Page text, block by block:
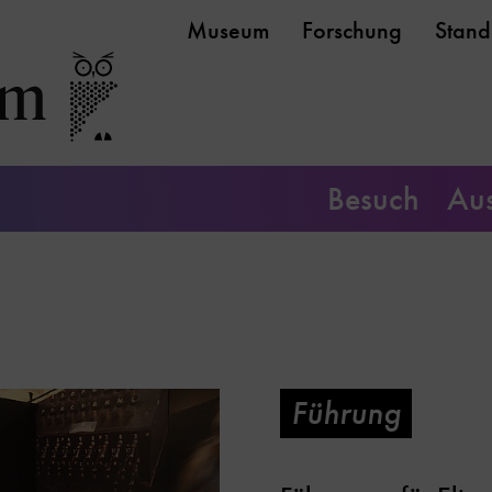
Museum Forschung
Besuch
Führung